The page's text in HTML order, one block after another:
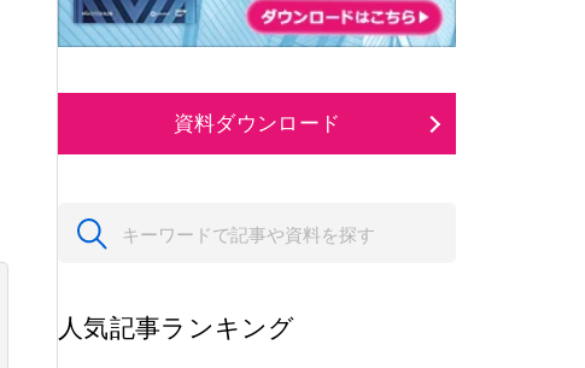
資料ダウンロード
人気記事ランキング